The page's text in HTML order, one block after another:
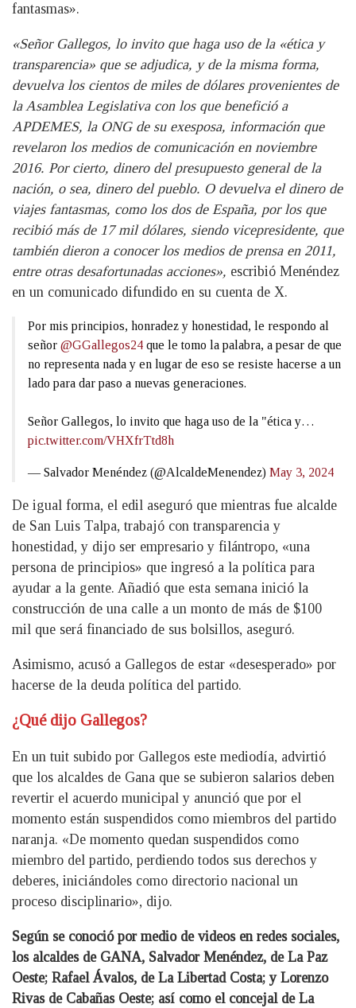
fantasmas».
«Señor Gallegos, lo invito que haga uso de la «ética y
transparencia» que se adjudica, y de la misma forma,
devuelva los cientos de miles de dólares provenientes de
la Asamblea Legislativa con los que benefició a
APDEMES, la ONG de su exesposa, información que
revelaron los medios de comunicación en noviembre
2016. Por cierto, dinero del presupuesto general de la
nación, o sea, dinero del pueblo. O devuelva el dinero de
viajes fantasmas, como los dos de España, por los que
recibió más de 17 mil dólares, siendo vicepresidente, que
también dieron a conocer los medios de prensa en 2011,
entre otras desafortunadas acciones», escribió Menéndez
en un comunicado difundido en su cuenta de X.
Por mis principios, honradez y honestidad, le respondo al
señor @GGallegos24 que le tomo la palabra, a pesar de que
no representa nada y en lugar de eso se resiste hacerse a un
lado para dar paso a nuevas generaciones.
Señor Gallegos, lo invito que haga uso de la "ética y…
pic.twitter.com/VHXfrTtd8h
— Salvador Menéndez (@AlcaldeMenendez) May 3, 2024
De igual forma, el edil aseguró que mientras fue alcalde
de San Luis Talpa, trabajó con transparencia y
honestidad, y dijo ser empresario y filántropo, «una
persona de principios» que ingresó a la política para
ayudar a la gente. Añadió que esta semana inició la
construcción de una calle a un monto de más de $100
mil que será financiado de sus bolsillos, aseguró.
Asimismo, acusó a Gallegos de estar «desesperado» por
hacerse de la deuda política del partido.
¿Qué dijo Gallegos?
En un tuit subido por Gallegos este mediodía, advirtió
que los alcaldes de Gana que se subieron salarios deben
revertir el acuerdo municipal y anunció que por el
momento están suspendidos como miembros del partido
naranja. «De momento quedan suspendidos como
miembro del partido, perdiendo todos sus derechos y
deberes, iniciándoles como directorio nacional un
proceso disciplinario», dijo.
Según se conoció por medio de videos en redes sociales,
los alcaldes de GANA, Salvador Menéndez, de La Paz
Oeste; Rafael Ávalos, de La Libertad Costa; y Lorenzo
Rivas de Cabañas Oeste; así como el concejal de La